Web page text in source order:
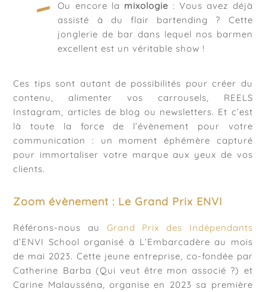
Ou encore la mixologie : Vous avez déjà
assisté à du flair bartending ? Cette
jonglerie de bar dans lequel nos barmen
excellent est un véritable show !
Ces tips sont autant de possibilités pour créer du
contenu, alimenter vos carrousels, REELS
Instagram, articles de blog ou newsletters. Et c’est
là toute la force de l’évènement pour votre
communication : un moment éphémère capturé
pour immortaliser votre marque aux yeux de vos
clients.
Zoom évènement : Le Grand Prix ENVI
Référons-nous au Grand Prix des Indépendants
d’ENVI School organisé à L’Embarcadère au mois
de mai 2023. Cette jeune entreprise, co-fondée par
Catherine Barba (Qui veut être mon associé ?) et
Carine Malausséna, organise en 2023 sa première